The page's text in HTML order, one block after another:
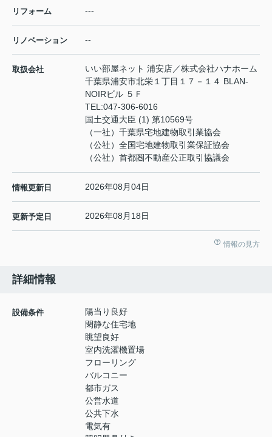
リフォーム ---
リノベーション --
取扱会社
いい部屋ネット 浦安店／株式会社ハナホーム
千葉県浦安市北栄１丁目１７－１４ BLAN-
NOIRビル ５Ｆ
TEL:047-306-6016
国土交通大臣 (1) 第10569号
（一社）千葉県宅地建物取引業協会
（公社）全国宅地建物取引業保証協会
（公社）首都圏不動産公正取引協議会
情報更新日 2026年08月04日
更新予定日 2026年08月18日
情報の見方
詳細情報
設備条件
陽当り良好
閑静な住宅地
眺望良好
室内洗濯機置場
フローリング
バルコニー
都市ガス
公営水道
公共下水
電気有